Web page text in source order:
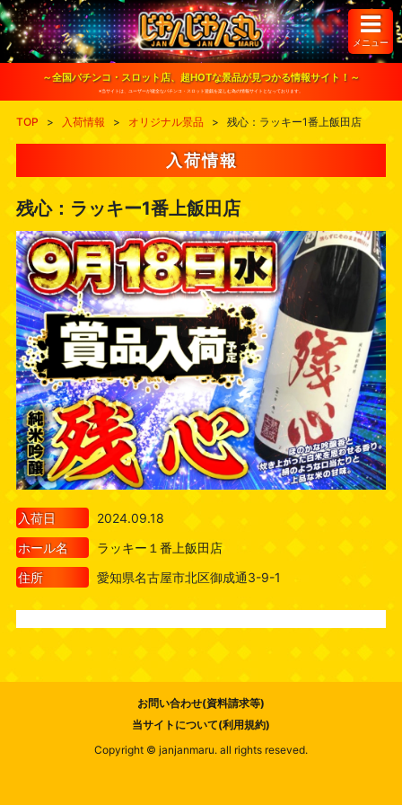
S
k
i
o
メニュー
～全国パチンコ・スロット店、超HOTな景品が見つかる情報サイト！～
※当サイトは、ユーザーが健全なパチンコ・スロット遊戯を楽しむ為の情報サイトとなっております。
TOP > 入荷情報 > オリジナル景品 > 残心：ラッキー1番上飯田店
入荷情報
残心：ラッキー1番上飯田店
入荷日
2024.09.18
ホール名
ラッキー１番上飯田店
住所
愛知県名古屋市北区御成通3-9-1
お問い合わせ(資料請求等)
当サイトについて(利用規約)
Copyright © janjanmaru. all rights reseved.